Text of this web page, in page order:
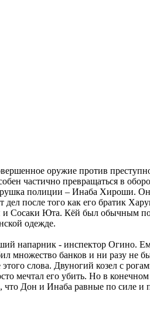
оружие против
частично превращаться в
полиции – Инаба Хироши.
после того как его братик
и Сосаки Юта. Кёй был обычным
одежде.
напарник - инспектор Огино.
множество банков и ни разу не
слова. Двуногий козел с
мечтал его убить. Но в
что Дон и Инаба равные по силе и